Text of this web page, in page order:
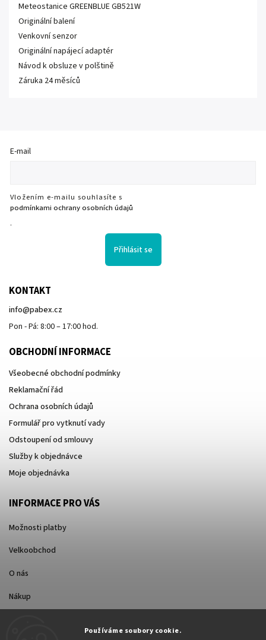
Používáme soubory cookie.
Meteostanice GREENBLUE GB521W
Originální balení
Venkovní senzor
Originální napájecí adaptér
Návod k obsluze v polštině
Záruka 24 měsíců
E-mail
Vložením e-mailu souhlasíte s
podmínkami ochrany osobních údajů
.
Přihlásit se
KONTAKT
info@pabex.cz
Pon - Pá: 8:00 – 17:00 hod.
OBCHODNÍ INFORMACE
Všeobecné obchodní podmínky
Reklamační řád
Ochrana osobních údajů
Formulář pro vytknutí vady
Odstoupení od smlouvy
Služby k objednávce
Moje objednávka
INFORMACE PRO VÁS
Možnosti platby
Velkoobchod
O nás
Nákup